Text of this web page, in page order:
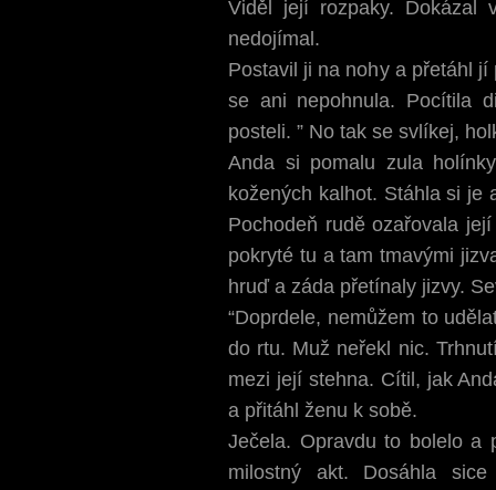
Viděl její rozpaky. Dokázal
nedojímal.
Postavil ji na nohy a přetáhl
se ani nepohnula. Pocítila
posteli. ” No tak se svlíkej,
Anda si pomalu zula
kožených kalhot. Stáhla si je
Pochodeň rudě ozařovala
pokryté tu a tam tmavými
hruď a záda přetínaly jizvy.
“Doprdele, nemůžem to
do rtu. Muž neřekl nic.
mezi její stehna. Cítil, jak
a přitáhl ženu k sobě.
Ječela. Opravdu to bolelo
milostný akt. Dosáhla